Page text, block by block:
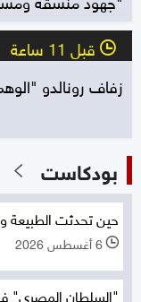
l قبل 11 ساعة
زفاف رونالدو
بودكاست
حين تحدثت
l 6 أغسطس 2026
"السلطان المصري"